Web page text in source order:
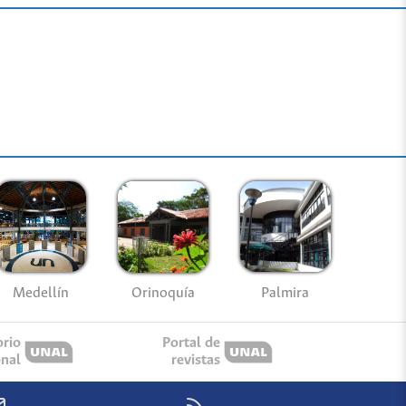
Medellín Orinoquía Palmira
Portal de
revistas